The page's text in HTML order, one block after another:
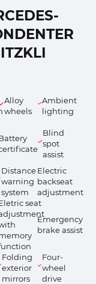
Alloy
wheels
Ambient
lighting
Blind
spot
assist
Distance
warning
system
Electric
backseat
adjustment
seat
Emergency
brake assist
Folding
exterior
mirrors
Four-
wheel
drive